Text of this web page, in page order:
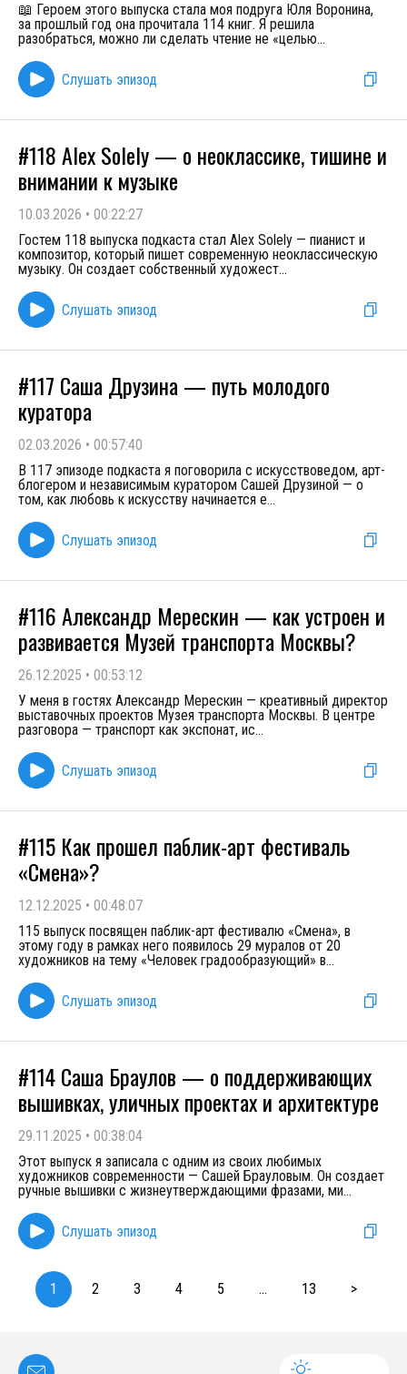
📖 Героем этого выпуска стала моя подруга Юля Воронина,
за прошлый год она прочитала 114 книг. Я решила
разобраться, можно ли сделать чтение не «целью...
Слушать эпизод
#118 Alex Solely — о неоклассике, тишине и
внимании к музыке
10.03.2026 • 00:22:27
Гостем 118 выпуска подкаста стал Alex Solely — пианист и
композитор, который пишет современную неоклассическую
музыку. Он создает собственный художест...
Слушать эпизод
#117 Саша Друзина — путь молодого
куратора
02.03.2026 • 00:57:40
В 117 эпизоде подкаста я поговорила с искусствоведом, арт-
блогером и независимым куратором Сашей Друзиной — о
том, как любовь к искусству начинается е...
Слушать эпизод
#116 Александр Мерескин — как устроен и
развивается Музей транспорта Москвы?
26.12.2025 • 00:53:12
У меня в гостях Александр Мерескин — креативный директор
выставочных проектов Музея транспорта Москвы. В центре
разговора — транспорт как экспонат, ис...
Слушать эпизод
#115 Как прошел паблик-арт фестиваль
«Смена»?
12.12.2025 • 00:48:07
115 выпуск посвящен паблик-арт фестивалю «Смена», в
этому году в рамках него появилось 29 муралов от 20
художников на тему «Человек градообразующий» в...
Слушать эпизод
#114 Саша Браулов — о поддерживающих
вышивках, уличных проектах и архитектуре
29.11.2025 • 00:38:04
Этот выпуск я записала с одним из своих любимых
художников современности — Сашей Брауловым. Он создает
ручные вышивки с жизнеутверждающими фразами, ми...
Слушать эпизод
1 2 3 4 5 ... 13 >